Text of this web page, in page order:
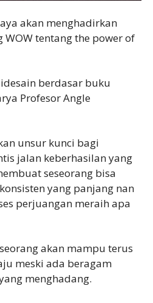
akan menghadirkan
tentang the power of
berdasar buku
Profesor Angle
unsur kunci bagi
jalan keberhasilan yang
seseorang bisa
yang panjang nan
perjuangan meraih apa
akan mampu terus
meski ada beragam
menghadang.